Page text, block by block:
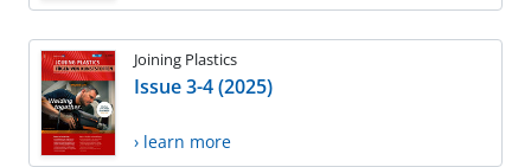
Joining Plastics
Issue 3-4 (2025)
› learn more